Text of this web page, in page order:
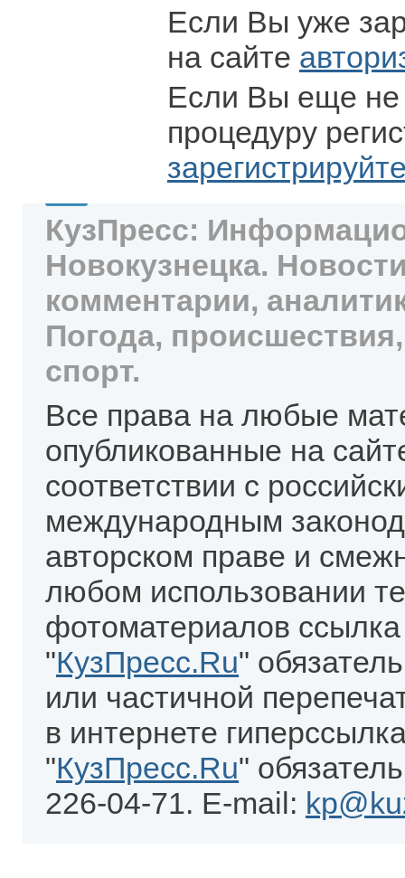
Если Вы уже
на сайте
Если Вы еще не
процедуру
КузПресс:
Новокузнецка.
комментарии,
Погода,
спорт.
Все права на любые
опубликованные на
соответствии с
международным
авторском праве и
любом использовании
фотоматериалов
"КузПресс.Ru"
или частичной
в интернете
"КузПресс.Ru"
226-04-71. E-mail: